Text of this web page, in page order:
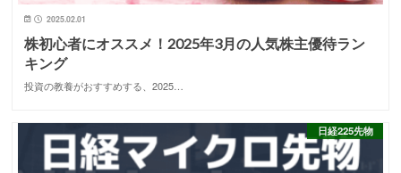
2025.02.01
株初心者にオススメ！2025年3月の人気株主優待ラン
キング
投資の教養がおすすめする、2025…
日経225先物